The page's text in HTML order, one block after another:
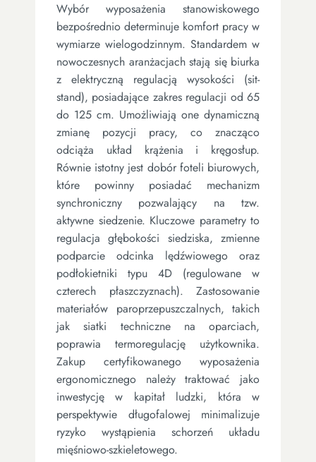
Wybór wyposażenia stanowiskowego
bezpośrednio determinuje komfort pracy w
wymiarze wielogodzinnym. Standardem w
nowoczesnych aranżacjach stają się biurka
z elektryczną regulacją wysokości (sit-
stand), posiadające zakres regulacji od 65
do 125 cm. Umożliwiają one dynamiczną
zmianę pozycji pracy, co znacząco
odciąża układ krążenia i kręgosłup.
Równie istotny jest dobór foteli biurowych,
które powinny posiadać mechanizm
synchroniczny pozwalający na tzw.
aktywne siedzenie. Kluczowe parametry to
regulacja głębokości siedziska, zmienne
podparcie odcinka lędźwiowego oraz
podłokietniki typu 4D (regulowane w
czterech płaszczyznach). Zastosowanie
materiałów paroprzepuszczalnych, takich
jak siatki techniczne na oparciach,
poprawia termoregulację użytkownika.
Zakup certyfikowanego wyposażenia
ergonomicznego należy traktować jako
inwestycję w kapitał ludzki, która w
perspektywie długofalowej minimalizuje
ryzyko wystąpienia schorzeń układu
mięśniowo-szkieletowego.